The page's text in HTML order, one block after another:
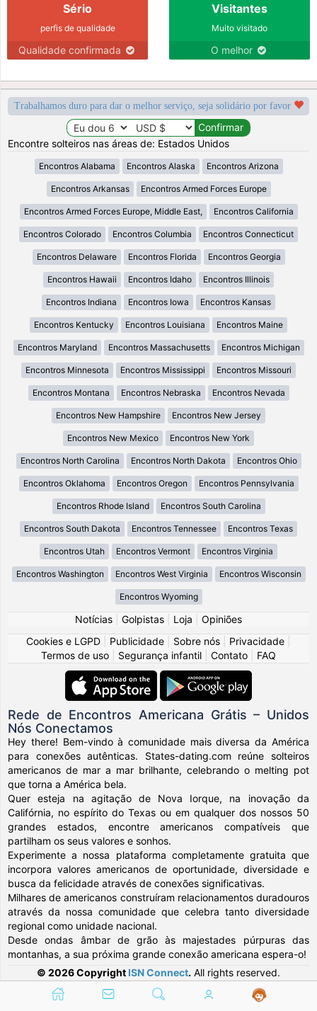
Sério
perfis de qualidade
Qualidade confirmada
Visitantes
Muito visitado
O melhor
Trabalhamos duro para dar o melhor serviço, seja solidário por favor
Encontre solteiros nas áreas de: Estados Unidos
Encontros Alabama Encontros Alaska Encontros Arizona
Encontros Arkansas Encontros Armed Forces Europe
Encontros Armed Forces Europe, Middle East, Encontros California
Encontros Colorado Encontros Columbia Encontros Connecticut
Encontros Delaware Encontros Florida Encontros Georgia
Encontros Hawaii Encontros Idaho Encontros Illinois
Encontros Indiana Encontros Iowa Encontros Kansas
Encontros Kentucky Encontros Louisiana Encontros Maine
Encontros Maryland Encontros Massachusetts Encontros Michigan
Encontros Minnesota Encontros Mississippi Encontros Missouri
Encontros Montana Encontros Nebraska Encontros Nevada
Encontros New Hampshire Encontros New Jersey
Encontros New Mexico Encontros New York
Encontros North Carolina Encontros North Dakota Encontros Ohio
Encontros Oklahoma Encontros Oregon Encontros Pennsylvania
Encontros Rhode Island Encontros South Carolina
Encontros South Dakota Encontros Tennessee Encontros Texas
Encontros Utah Encontros Vermont Encontros Virginia
Encontros Washington Encontros West Virginia Encontros Wisconsin
Encontros Wyoming
Notícias Golpistas Loja
Opiniões
Cookies e LGPD
Publicidade Sobre nós Privacidade
Termos de uso
Segurança infantil Contato FAQ
Rede de Encontros Americana Grátis – Unidos
Nós Conectamos
Hey there! Bem-vindo à comunidade mais diversa da América
para conexões autênticas. States-dating.com reúne solteiros
americanos de mar a mar brilhante, celebrando o melting pot
que torna a América bela.
Quer esteja na agitação de Nova Iorque, na inovação da
Califórnia, no espírito do Texas ou em qualquer dos nossos 50
grandes estados, encontre americanos compatíveis que
partilham os seus valores e sonhos.
Experimente a nossa plataforma completamente gratuita que
incorpora valores americanos de oportunidade, diversidade e
busca da felicidade através de conexões significativas.
Milhares de americanos construíram relacionamentos duradouros
através da nossa comunidade que celebra tanto diversidade
regional como unidade nacional.
Desde ondas âmbar de grão às majestades púrpuras das
montanhas, a sua próxima grande conexão americana espera-o!
© 2026 Copyright ISN Connect. All rights reserved.